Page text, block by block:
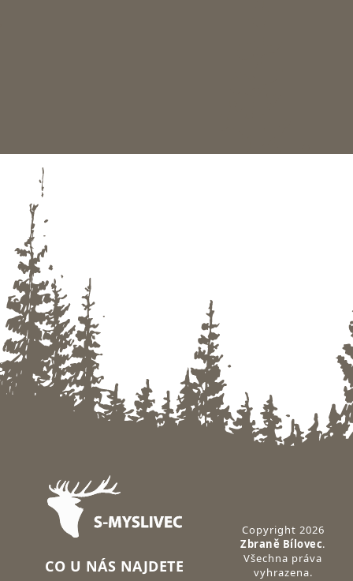
Zápatí
CO U NÁS NAJDETE
Copyright 2026
Zbraně Bílovec.
Všechna práva
vyhrazena.